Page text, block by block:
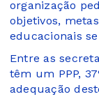
organização
objetivos,
educacionais
Entre as
têm um PPP,
adequação